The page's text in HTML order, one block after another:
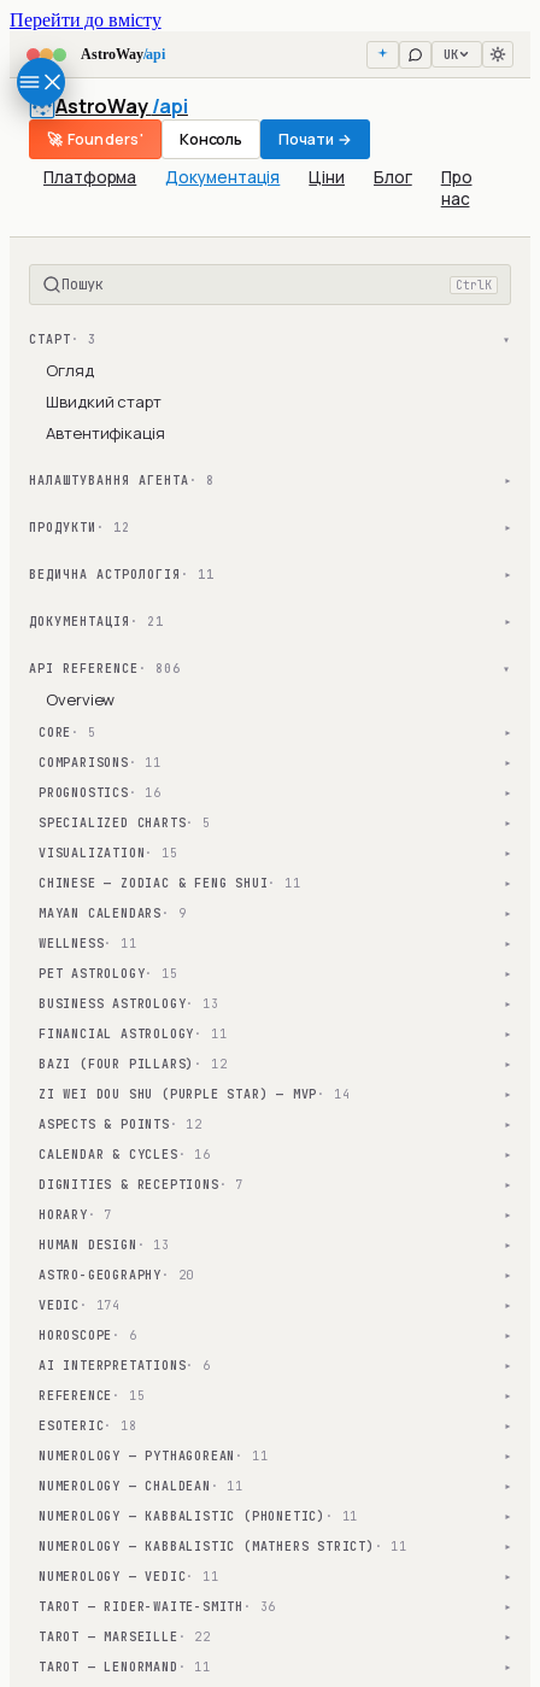
Перейти до вмісту
AstroWay/api UK
AstroWay/api
Платформа Документація Ціни Блог
Про
нас
🚀 Founders' Консоль Почати →
Пошук Ctrl K
СТАРТ · 3 ▾
Огляд
Швидкий старт
Автентифікація
НАЛАШТУВАННЯ АГЕНТА · 8 ▾
ПРОДУКТИ · 12 ▾
ВЕДИЧНА АСТРОЛОГІЯ · 11 ▾
ДОКУМЕНТАЦІЯ · 21 ▾
API REFERENCE · 806 ▾
Overview
CORE · 5 ▾
COMPARISONS · 11 ▾
PROGNOSTICS · 16 ▾
SPECIALIZED CHARTS· 5 ▾
VISUALIZATION · 15 ▾
CHINESE — ZODIAC & FENG SHUI · 11 ▾
MAYAN CALENDARS · 9 ▾
WELLNESS· 11 ▾
PET ASTROLOGY· 15 ▾
BUSINESS ASTROLOGY· 13 ▾
FINANCIAL ASTROLOGY · 11 ▾
BAZI (FOUR PILLARS) · 12 ▾
ZI WEI DOU SHU (PURPLE STAR) — MVP · 14 ▾
ASPECTS & POINTS · 12 ▾
CALENDAR & CYCLES · 16 ▾
DIGNITIES & RECEPTIONS · 7 ▾
HORARY · 7 ▾
HUMAN DESIGN · 13 ▾
ASTRO-GEOGRAPHY · 20 ▾
VEDIC · 174 ▾
HOROSCOPE · 6 ▾
AI INTERPRETATIONS· 6 ▾
REFERENCE · 15 ▾
ESOTERIC· 18 ▾
NUMEROLOGY — PYTHAGOREAN · 11 ▾
NUMEROLOGY — CHALDEAN · 11 ▾
NUMEROLOGY — KABBALISTIC (PHONETIC) · 11 ▾
NUMEROLOGY — KABBALISTIC (MATHERS STRICT) · 11 ▾
NUMEROLOGY — VEDIC· 11 ▾
TAROT — RIDER-WAITE-SMITH · 36 ▾
TAROT — MARSEILLE · 22 ▾
TAROT — LENORMAND · 11 ▾